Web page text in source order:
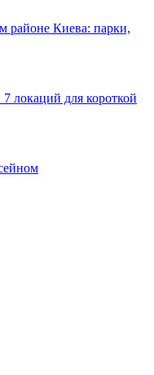
районе Киева: парки,
локаций для короткой